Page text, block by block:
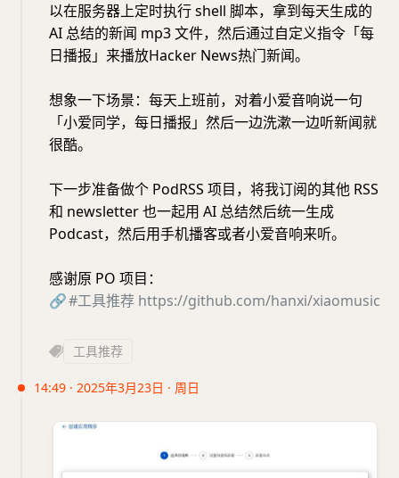
以在服务器上定时执行 shell 脚本，拿到每天生成的
AI 总结的新闻 mp3 文件，然后通过自定义指令「每
日播报」来播放Hacker News热门新闻。
想象一下场景：每天上班前，对着小爱音响说一句
「小爱同学，每日播报」然后一边洗漱一边听新闻就
很酷。
下一步准备做个 PodRSS 项目，将我订阅的其他 RSS
和 newsletter 也一起用 AI 总结然后统一生成
Podcast，然后用手机播客或者小爱音响来听。
感谢原 PO 项目：
🔗#工具推荐 https://github.com/hanxi/xiaomusic
工具推荐
14:49 · 2025年3月23日 · 周日